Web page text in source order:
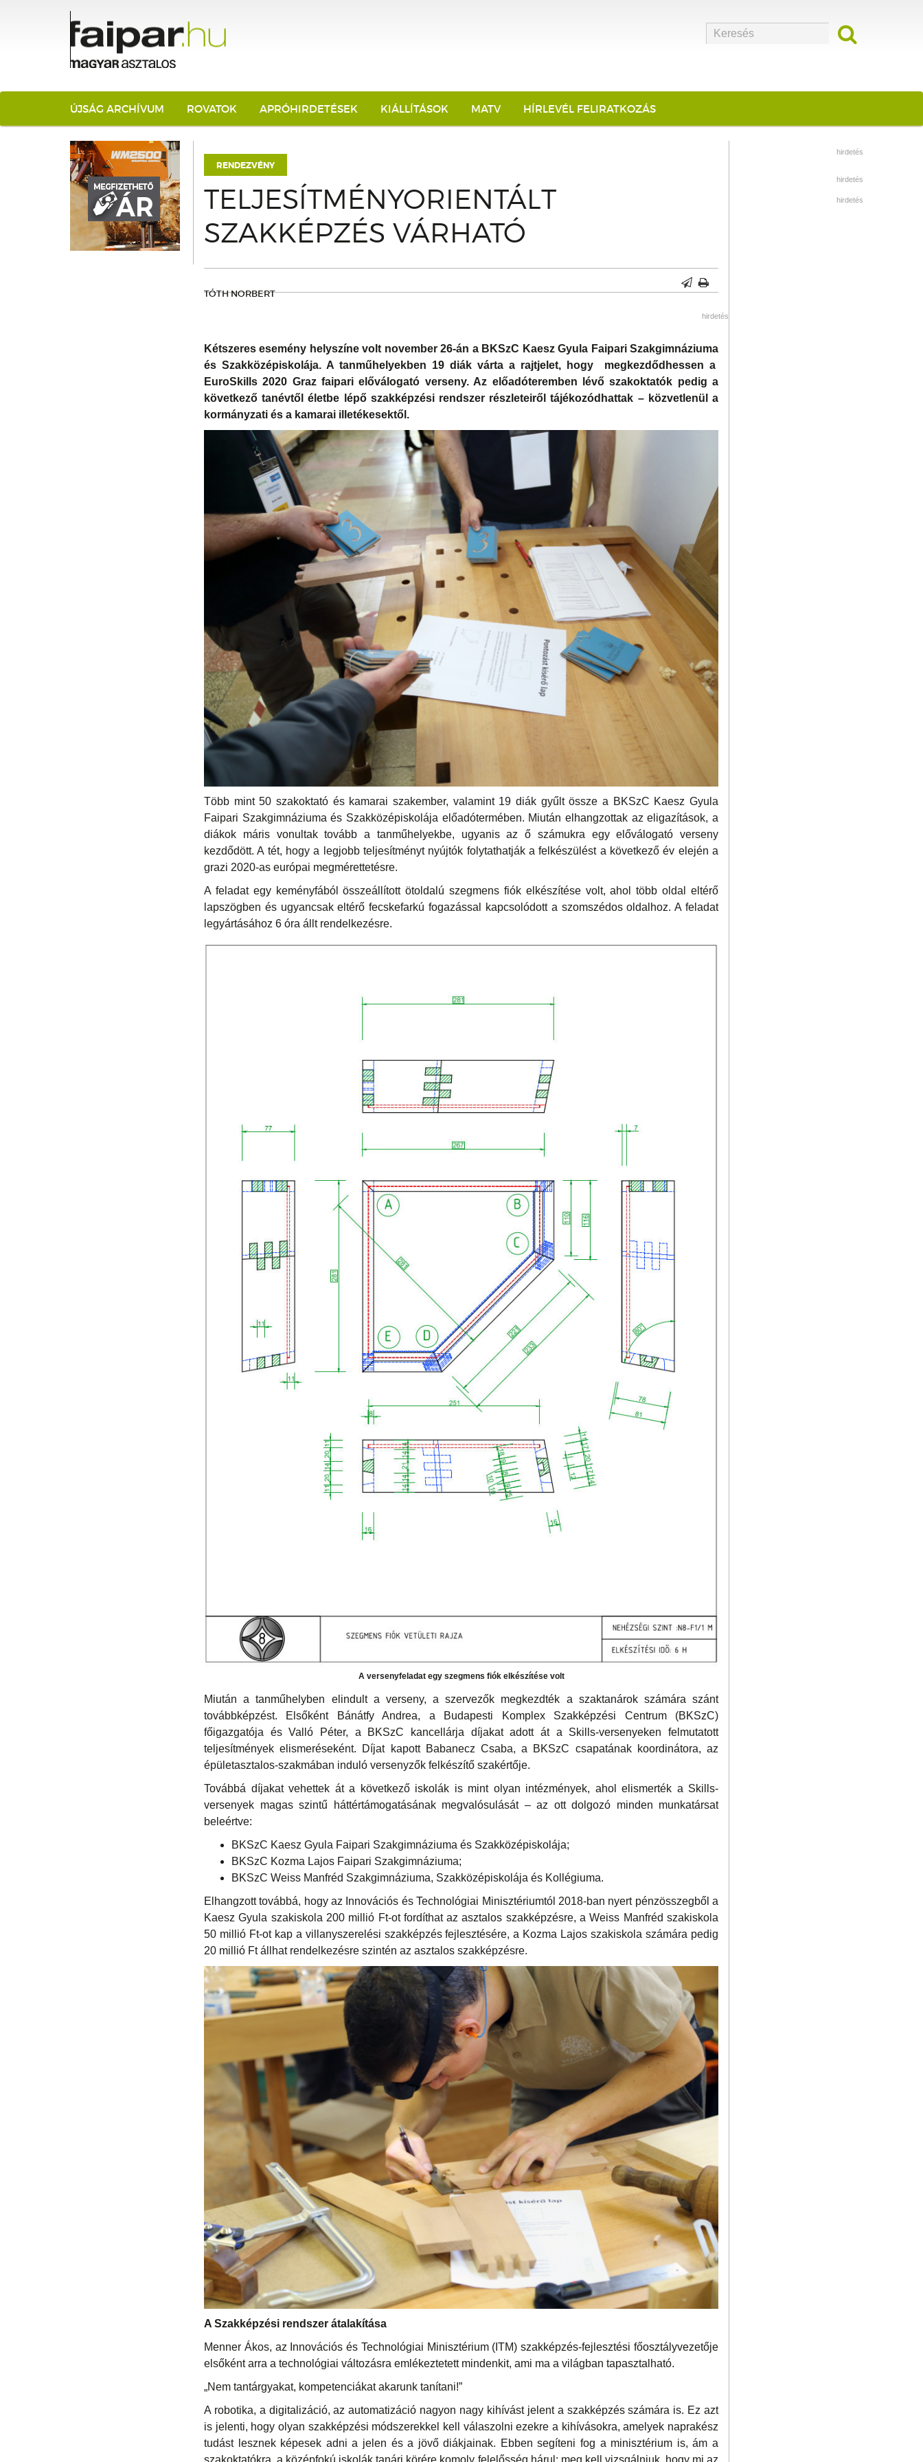
ÚJSÁG ARCHÍVUM ROVATOK APRÓHIRDETÉSEK KIÁLLÍTÁSOK MATV HÍRLEVÉL FELIRATKOZÁS
RENDEZVÉNY
TELJESÍTMÉNYORIENTÁLT
SZAKKÉPZÉS VÁRHATÓ
TÓTH NORBERT
hirdetés
Kétszeres esemény helyszíne volt november 26-án a BKSzC Kaesz Gyula Faipari Szakgimnáziuma
és Szakközépiskolája. A tanműhelyekben 19 diák várta a rajtjelet, hogy megkezdődhessen a
EuroSkills 2020 Graz faipari előválogató verseny. Az előadóteremben lévő szakoktatók pedig a
következő tanévtől életbe lépő szakképzési rendszer részleteiről tájékozódhattak – közvetlenül a
kormányzati és a kamarai illetékesektől.
Több mint 50 szakoktató és kamarai szakember, valamint 19 diák gyűlt össze a BKSzC Kaesz Gyula
Faipari Szakgimnáziuma és Szakközépiskolája előadótermében. Miután elhangzottak az eligazítások, a
diákok máris vonultak tovább a tanműhelyekbe, ugyanis az ő számukra egy előválogató verseny
kezdődött. A tét, hogy a legjobb teljesítményt nyújtók folytathatják a felkészülést a következő év elején a
grazi 2020-as európai megmérettetésre.
A feladat egy keményfából összeállított ötoldalú szegmens fiók elkészítése volt, ahol több oldal eltérő
lapszögben és ugyancsak eltérő fecskefarkú fogazással kapcsolódott a szomszédos oldalhoz. A feladat
legyártásához 6 óra állt rendelkezésre.
A versenyfeladat egy szegmens fiók elkészítése volt
Miután a tanműhelyben elindult a verseny, a szervezők megkezdték a szaktanárok számára szánt
továbbképzést. Elsőként Bánátfy Andrea, a Budapesti Komplex Szakképzési Centrum (BKSzC)
főigazgatója és Valló Péter, a BKSzC kancellárja díjakat adott át a Skills-versenyeken felmutatott
teljesítmények elismeréseként. Díjat kapott Babanecz Csaba, a BKSzC csapatának koordinátora, az
épületasztalos-szakmában induló versenyzők felkészítő szakértője.
Továbbá díjakat vehettek át a következő iskolák is mint olyan intézmények, ahol elismerték a Skills-
versenyek magas szintű háttértámogatásának megvalósulását – az ott dolgozó minden munkatársat
beleértve:
BKSzC Kaesz Gyula Faipari Szakgimnáziuma és Szakközépiskolája;
BKSzC Kozma Lajos Faipari Szakgimnáziuma;
BKSzC Weiss Manfréd Szakgimnáziuma, Szakközépiskolája és Kollégiuma.
Elhangzott továbbá, hogy az Innovációs és Technológiai Minisztériumtól 2018-ban nyert pénzösszegből a
Kaesz Gyula szakiskola 200 millió Ft-ot fordíthat az asztalos szakképzésre, a Weiss Manfréd szakiskola
50 millió Ft-ot kap a villanyszerelési szakképzés fejlesztésére, a Kozma Lajos szakiskola számára pedig
20 millió Ft állhat rendelkezésre szintén az asztalos szakképzésre.
A Szakképzési rendszer átalakítása
Menner Ákos, az Innovációs és Technológiai Minisztérium (ITM) szakképzés-fejlesztési főosztályvezetője
elsőként arra a technológiai változásra emlékeztetett mindenkit, ami ma a világban tapasztalható.
„Nem tantárgyakat, kompetenciákat akarunk tanítani!”
A robotika, a digitalizáció, az automatizáció nagyon nagy kihívást jelent a szakképzés számára is. Ez azt
is jelenti, hogy olyan szakképzési módszerekkel kell válaszolni ezekre a kihívásokra, amelyek naprakész
tudást lesznek képesek adni a jelen és a jövő diákjainak. Ebben segíteni fog a minisztérium is, ám a
szakoktatókra, a középfokú iskolák tanári körére komoly felelősség hárul: meg kell vizsgálniuk, hogy mi az
hirdetés
hirdetés
hirdetés